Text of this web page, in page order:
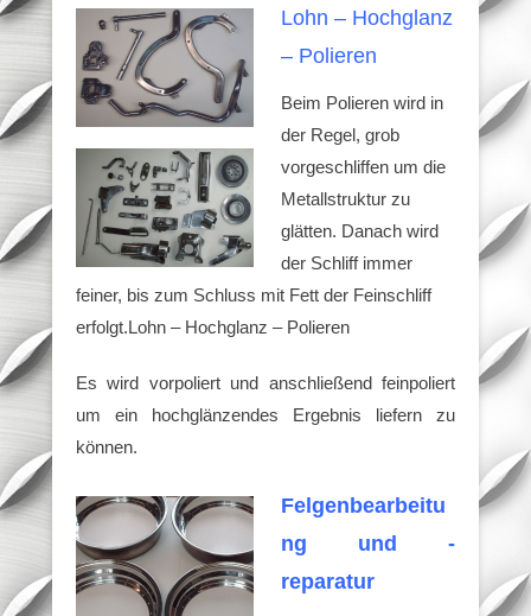
Lohn – Hochglanz
– Polieren
Beim Polieren wird in
der Regel, grob
vorgeschliffen um die
Metallstruktur zu
glätten. Danach wird
der Schliff immer
feiner, bis zum Schluss mit Fett der Feinschliff
erfolgt.Lohn – Hochglanz – Polieren
Es wird vorpoliert und anschließend feinpoliert
um ein hochglänzendes Ergebnis liefern zu
können.
Felgenbearbeitu
ng und -
reparatur